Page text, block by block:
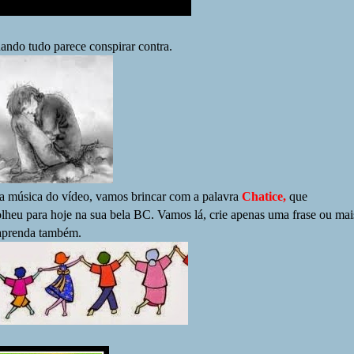
tudo parece conspirar contra.
música do vídeo, vamos brincar com a palavra Chatice, que
para hoje na sua bela BC. Vamos lá, crie apenas uma frase ou
também.